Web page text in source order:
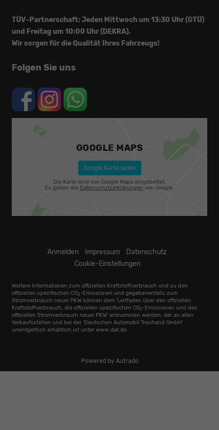
TÜV-Partnerschaft: Jeden Mittwoch um 13:30 Uhr (GTÜ)
und Freitag um 10:00 Uhr (DEKRA).
Wir sorgen für die Qualität Ihres Fahrzeugs!
Folgen Sie uns
GOOGLE MAPS
Google Karte laden
Die Karte wird von Google Maps eingebettet.
Es gelten die Datenschutzerklärungen von Google.
Anmelden Impressum
Datenschutz
Cookie-Einstellungen
Weitere Informationen zum offiziellen Kraftstoffverbrauch und zu den
offiziellen spezifischen CO2 -Emissionen und gegebenenfalls zum
Stromverbrauch neuer PKW können dem 'Leitfaden über den offiziellen
Kraftstoffverbrauch, die offiziellen spezifischen CO2 -Emissionen und den
offiziellen Stromverbrauch neuer PKW' entnommen werden, der an allen
Verkaufsstellen und bei der 'Deutschen Automobil Treuhand GmbH'
unentgeltlich erhältlich ist unter www.dat.de.
Powered by Autrado